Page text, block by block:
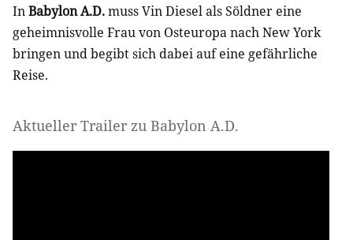
InBabylon A.D.muss Vin Diesel als Söldner eine
geheimnisvolle Frau von Osteuropa nach New York
bringen und begibt sich dabei auf eine gefährliche
Reise.
Aktueller Trailer zu Babylon A.D.